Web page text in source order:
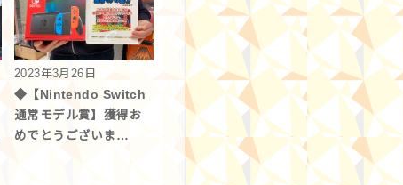
2023年3月26日
◆【Nintendo Switch
通常モデル賞】獲得お
めでとうございま…